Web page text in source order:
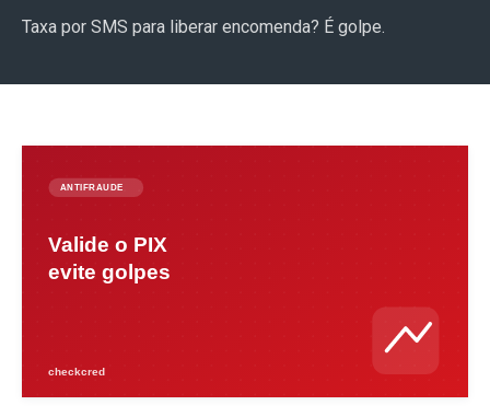
Taxa por SMS para liberar encomenda? É golpe.